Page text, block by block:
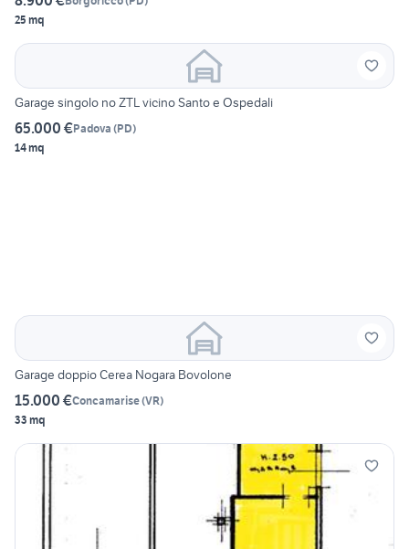
25 mq
Garage singolo no ZTL vicino Santo e Ospedali
65.000 €Padova (PD)
14 mq
Garage doppio Cerea Nogara Bovolone
15.000 €Concamarise(VR)
33 mq